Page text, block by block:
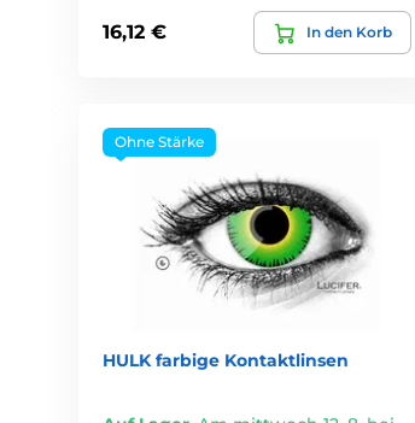
16,12 € In den Korb
Ohne Stärke
HULK farbige Kontaktlinsen